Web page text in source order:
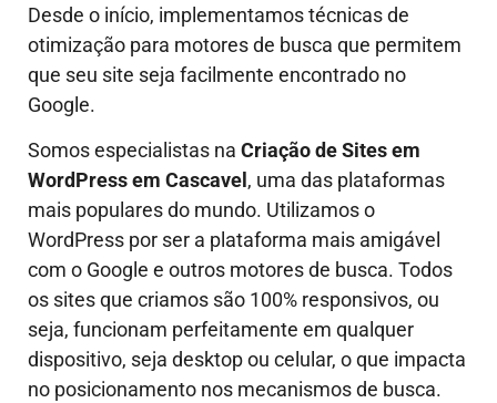
Desde o início, implementamos técnicas de
otimização para motores de busca que permitem
que seu site seja facilmente encontrado no
Google.
Somos especialistas na Criação de Sites em
WordPress em Cascavel , uma das plataformas
mais populares do mundo. Utilizamos o
WordPress por ser a plataforma mais amigável
com o Google e outros motores de busca. Todos
os sites que criamos são 100% responsivos, ou
seja, funcionam perfeitamente em qualquer
dispositivo, seja desktop ou celular, o que impacta
no posicionamento nos mecanismos de busca.